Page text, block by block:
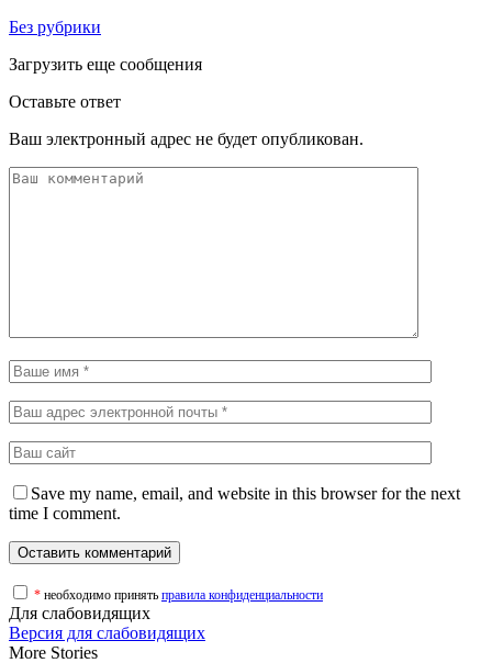
Без рубрики
Загрузить еще сообщения
Оставьте ответ
Ваш электронный адрес не будет опубликован.
Save my name, email, and website in this browser for the next
time I comment.
* необходимо принять правила конфиденциальности
Для слабовидящих
Версия для слабовидящих
More Stories